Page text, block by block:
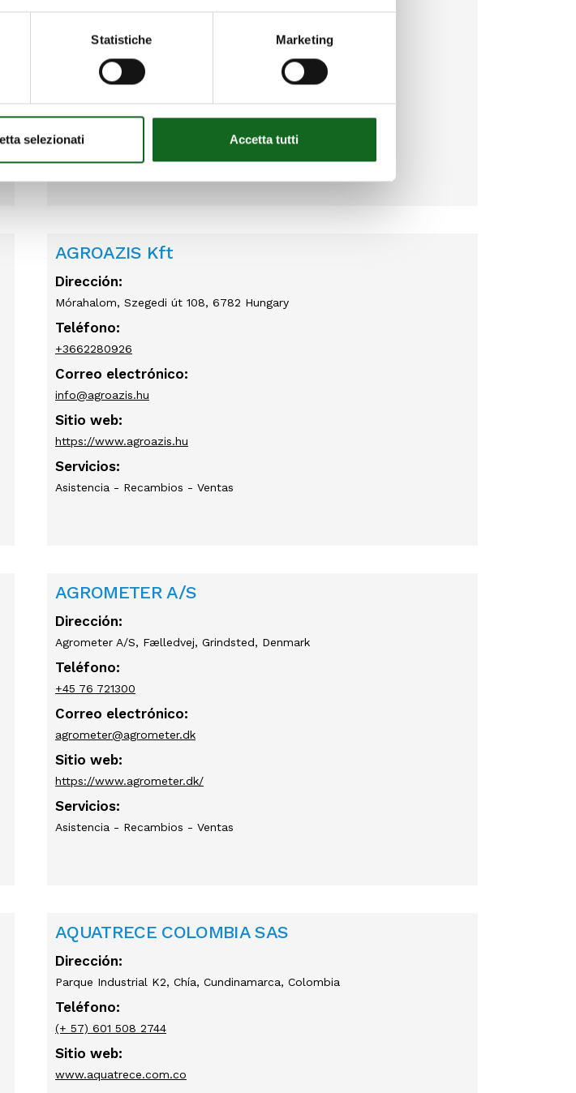
Statistiche Marketing
selezionati Accetta tutti
Teléfono:
Correo electrónico:
info@ipta.it
Servicios:
Asistencia
AGROAZIS Kft
Dirección:
Mórahalom, Szegedi út 108, 6782 Hungary
Teléfono:
+3662280926
Correo electrónico:
info@agroazis.hu
Sitio web:
https://www.agroazis.hu
Servicios:
Asistencia - Recambios - Ventas
AGROMETER A/S
Dirección:
Agrometer A/S, Fælledvej, Grindsted, Denmark
Teléfono:
+45 76 721300
Correo electrónico:
agrometer@agrometer.dk
Sitio web:
https://www.agrometer.dk/
Servicios:
Asistencia - Recambios - Ventas
AQUATRECE COLOMBIA SAS
Dirección:
Parque Industrial K2, Chía, Cundinamarca, Colombia
Teléfono:
(+ 57) 601 508 2744
Sitio web:
www.aquatrece.com.co